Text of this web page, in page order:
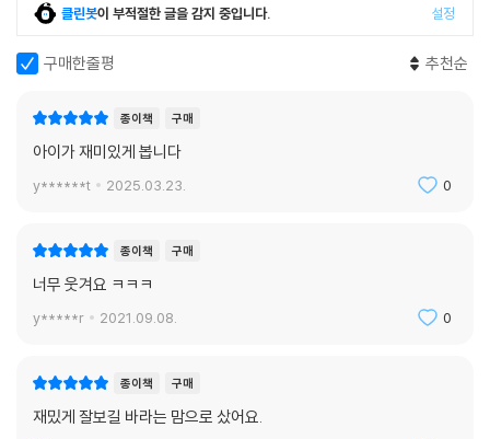
클린봇이 부적절한 글을 감지 중입니다. 설정
구매한줄평 추천순
종이책 구매
아이가 재미있게 봅니다
y******t 2025.03.23. 0
종이책 구매
너무 웃겨요 ㅋㅋㅋ
y*****r 2021.09.08. 0
종이책 구매
재밌게 잘보길 바라는 맘으로 샀어요.